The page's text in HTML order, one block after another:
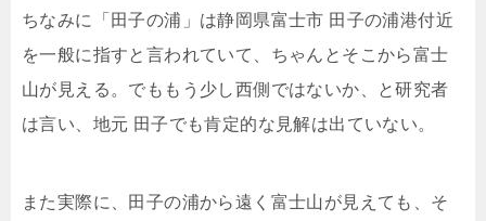
ちなみに「田子の浦」は静岡県富士市 田子の浦港付近
を一般に指すと言われていて、ちゃんとそこから富士
山が見える。でももう少し西側ではないか、と研究者
は言い、地元 田子でも肯定的な見解は出ていない。
また実際に、田子の浦から遠く富士山が見えても、そ